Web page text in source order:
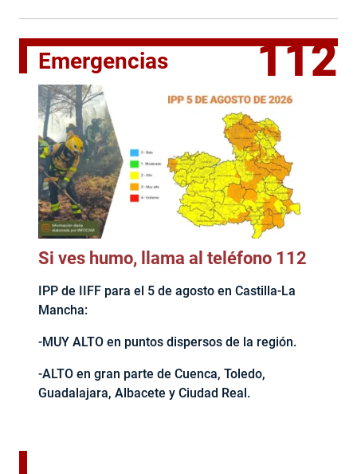
Emergencias 112
Si ves humo, llama al teléfono 112
IPP de IIFF para el 5 de agosto en Castilla-La
Mancha:
-MUY ALTO en puntos dispersos de la región.
-ALTO en gran parte de Cuenca, Toledo,
Guadalajara, Albacete y Ciudad Real.